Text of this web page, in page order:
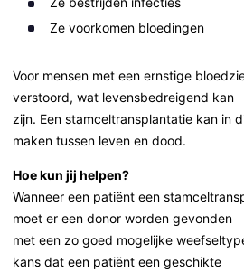
Ze voorkomen bloedingen
Voor mensen met een ernstige
verstoord, wat levensbedreigend kan
zijn. Een stamceltransplantatie kan in
maken tussen leven en dood.
Hoe kun jij helpen?
Wanneer een patiënt een
moet er een donor worden gevonden
met een zo goed mogelijke
kans dat een patiënt een geschikte